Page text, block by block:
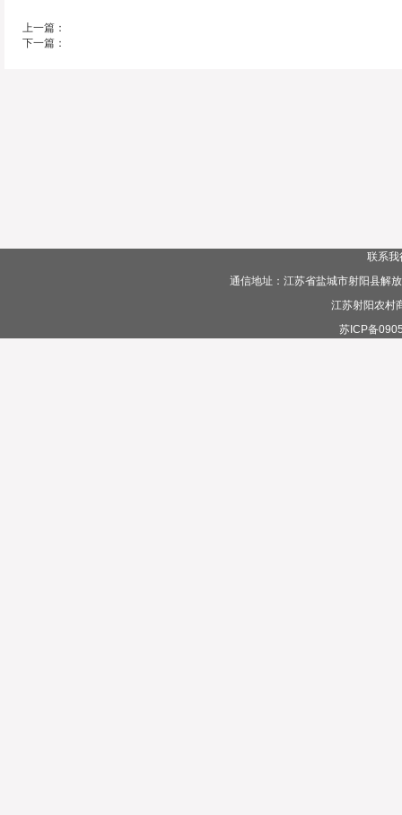
上一篇：
下一篇：
联系我
通信地址：江苏省盐城市射阳县解
江苏射阳农村
苏ICP备